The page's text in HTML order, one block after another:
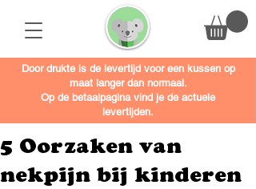
Door drukte is de levertijd voor een kussen op
maat langer dan normaal.
Op de betaalpagina vind je de actuele
levertijden.
5 Oorzaken van
nekpijn bij kinderen